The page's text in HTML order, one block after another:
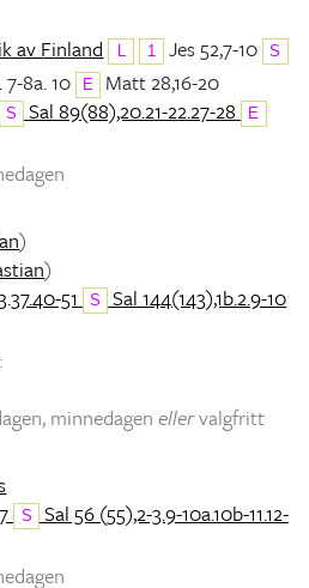
av Finland L 1 Jes 52,7-10 S
7-8a. 10 E Matt 28,16-20
S Sal 89(88),20.21-22.27-28 E
)
)
51 S Sal 144(143),1b.2.9-10
minnedagen ellervalgfritt
S Sal 56 (55),2-3.9-10a.10b-11.12-